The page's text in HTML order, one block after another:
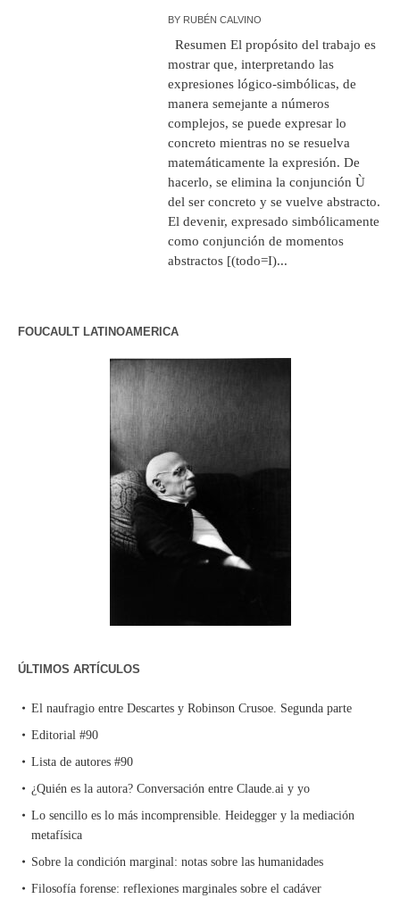
BY RUBÉN CALVINO
Resumen El propósito del trabajo es
mostrar que, interpretando las
expresiones lógico-simbólicas, de
manera semejante a números
complejos, se puede expresar lo
concreto mientras no se resuelva
matemáticamente la expresión. De
hacerlo, se elimina la conjunción Ù
del ser concreto y se vuelve abstracto.
El devenir, expresado simbólicamente
como conjunción de momentos
abstractos [(todo=I)...
FOUCAULT LATINOAMERICA
ÚLTIMOS ARTÍCULOS
El naufragio entre Descartes y Robinson Crusoe. Segunda parte
Editorial #90
Lista de autores #90
¿Quién es la autora? Conversación entre Claude.ai y yo
Lo sencillo es lo más incomprensible. Heidegger y la mediación
metafísica
Sobre la condición marginal: notas sobre las humanidades
Filosofía forense: reflexiones marginales sobre el cadáver